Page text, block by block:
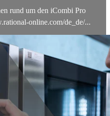
rund um den iCombi Pro
online.com/de_de/...